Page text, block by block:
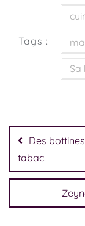
Tags :
cuir
Sa
Des
tabac!